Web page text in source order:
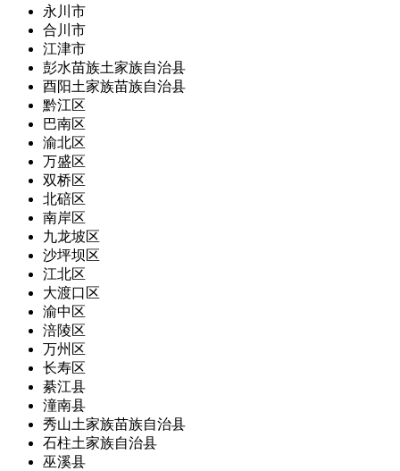
永川市
合川市
江津市
彭水苗族土家族自治县
酉阳土家族苗族自治县
黔江区
巴南区
渝北区
万盛区
双桥区
北碚区
南岸区
九龙坡区
沙坪坝区
江北区
大渡口区
渝中区
涪陵区
万州区
长寿区
綦江县
潼南县
秀山土家族苗族自治县
石柱土家族自治县
巫溪县